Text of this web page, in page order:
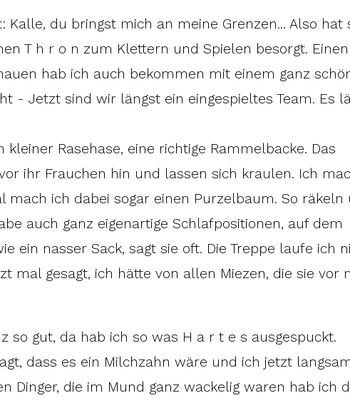
Kalle, du bringst mich an meine Grenzen... Also hat
T h r o n zum Klettern und Spielen besorgt. Einen
hab ich auch bekommen mit einem ganz
- Jetzt sind wir längst ein eingespieltes Team. Es
Rasehase, eine richtige Rammelbacke. Das
ihr Frauchen hin und lassen sich kraulen. Ich
ich dabei sogar einen Purzelbaum. So räkeln
auch ganz eigenartige Schlafpositionen, auf dem
ein nasser Sack, sagt sie oft. Die Treppe laufe ich
mal gesagt, ich hätte von allen Miezen, die sie vor
so gut, da hab ich so was H a r t e s ausgespuckt.
dass es ein Milchzahn wäre und ich jetzt
Dinger, die im Mund ganz wackelig waren hab ich